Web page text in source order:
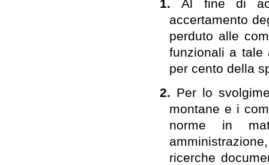
1.Al fine di
accertamento
perduto alle
funzionali a tale
per cento della
2. Per lo
montane e i
norme in
ricerche